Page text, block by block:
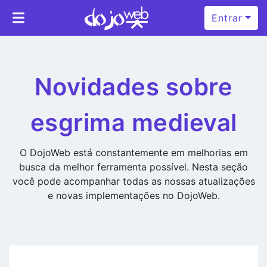
Entrar
Novidades sobre
esgrima medieval
O DojoWeb está constantemente em melhorias em
busca da melhor ferramenta possível. Nesta seção
você pode acompanhar todas as nossas atualizações
e novas implementações no DojoWeb.